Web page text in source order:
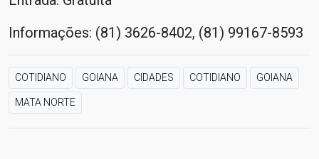
Informações: (81) 3626-8402, (81) 99167-8593
COTIDIANO GOIANA CIDADES COTIDIANO GOIANA
MATA NORTE